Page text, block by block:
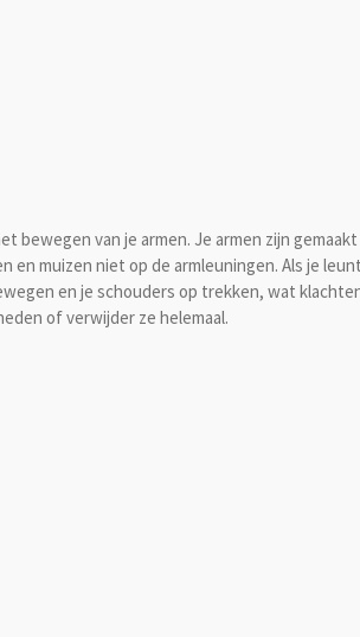
bewegen van je armen. Je armen zijn
muizen niet op de armleuningen. Als je
en je schouders op trekken, wat
of verwijder ze helemaal.